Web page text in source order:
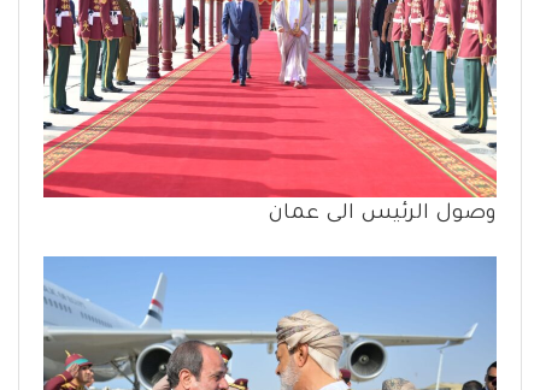
وصول الرئيس الى عمان